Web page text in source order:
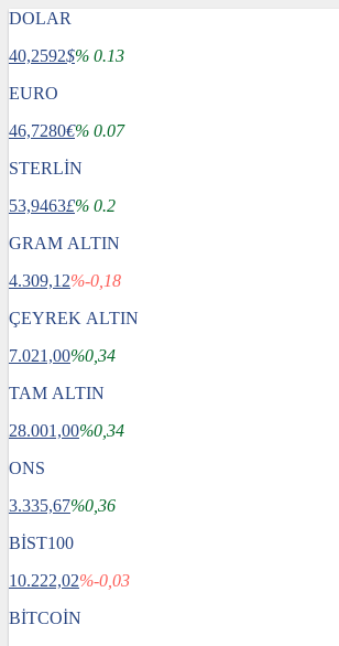
DOLAR
40,2592$% 0.13
EURO
46,7280€% 0.07
STERLİN
53,9463£% 0.2
GRAM ALTIN
4.309,12%-0,18
ÇEYREK ALTIN
7.021,00%0,34
TAM ALTIN
28.001,00%0,34
ONS
3.335,67%0,36
BİST100
10.222,02%-0,03
BİTCOİN